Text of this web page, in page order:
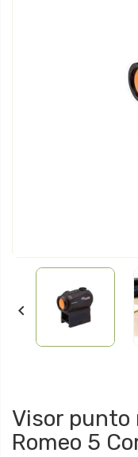

Visor punto
Romeo 5